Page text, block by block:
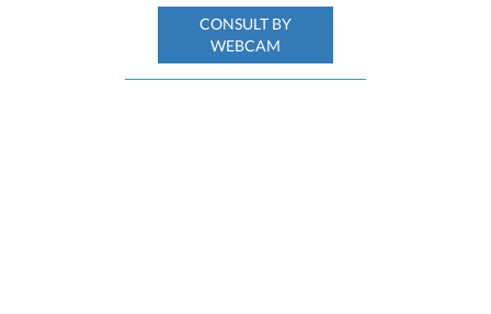
CONSULT BY
WEBCAM